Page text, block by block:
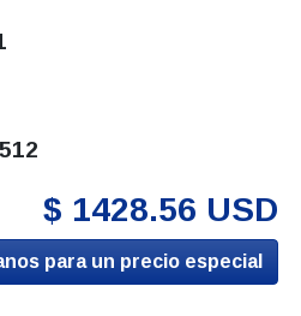
$ 1428.56 USD
para un precio especial